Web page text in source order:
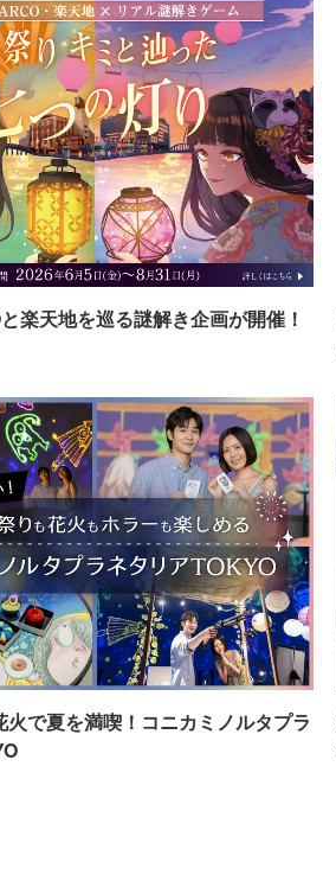
楽天地を巡る謎解き企画が開催！
火で夏を満喫！コニカミノルタプラ